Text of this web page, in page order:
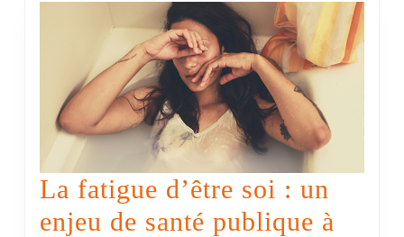
La fatigue d’être soi : un
enjeu de santé publique à